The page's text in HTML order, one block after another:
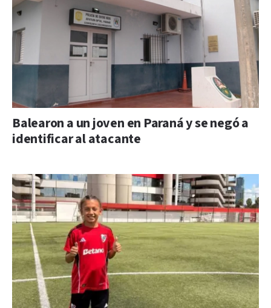
Balearon a un joven en Paraná y se negó a
identificar al atacante